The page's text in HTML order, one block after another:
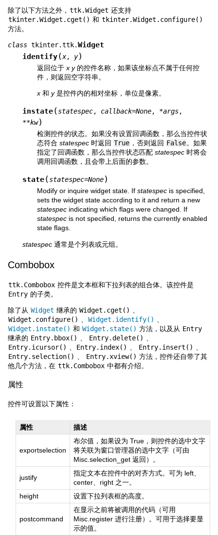
除了以下方法之外， ttk.Widget 还支持
tkinter.Widget.cget() 和 tkinter.Widget.configure()
方法。
class tkinter.ttk.Widget
identify(x, y)
返回位于 x y的控件名称，如果该坐标点不属于任何控
件，则返回空字符串。
x 和 y是控件内的相对坐标，单位是像素。
instate(statespec, callback=None, *args,
**kw)
检测控件的状态。如果没有设置回调函数，那么当控件状
态符合 statespec 时返回 True ，否则返回 False。如果
指定了回调函数，那么当控件状态匹配 statespec 时将会
调用回调函数，且会带上后面的参数。
state(statespec=None)
Modify or inquire widget state. If statespec is specified,
sets the widget state according to it and return a new
statespec indicating which flags were changed. If
statespec is not specified, returns the currently enabled
state flags.
statespec 通常是个列表或元组。
Combobox
ttk.Combobox 控件是文本框和下拉列表的组合体。该控件是
Entry 的子类。
除了从 Widget 继承的 Widget.cget()
Widget.configure()
Widget.identify()
Widget.instate() 和 Widget.state() 方法，以及从 Entry
继承的 Entry.bbox() Entry.delete()
Entry.icursor()
Entry.index() Entry.insert()
Entry.selection()
Entry.xview() 方法，控件还自带了其
他几个方法，在 ttk.Combobox 中都有介绍。
属性
控件可设置以下属性：
属性 描述
exportselection
布尔值，如果设为 True，则控件的选中文字
将关联为窗口管理器的选中文字（可由
Misc.selection_get 返回）。
justify
指定文本在控件中的对齐方式。可为 left、
center、right 之一。
height
设置下拉列表框的高度。
postcommand
在显示之前将被调用的代码（可用
Misc.register 进行注册）。可用于选择要显
示的值。